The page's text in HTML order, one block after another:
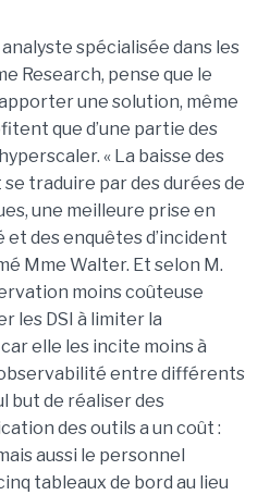
spécialisée dans les
Research, pense que le
une solution, même
que d’une partie des
« La baisse des
traduire par des durées de
une meilleure prise en
des enquêtes d’incident
Mme Walter. Et selon M.
moins coûteuse
les DSI à limiter la
elle les incite moins à
entre différents
but de réaliser des
des outils a un coût :
aussi le personnel
tableaux de bord au lieu